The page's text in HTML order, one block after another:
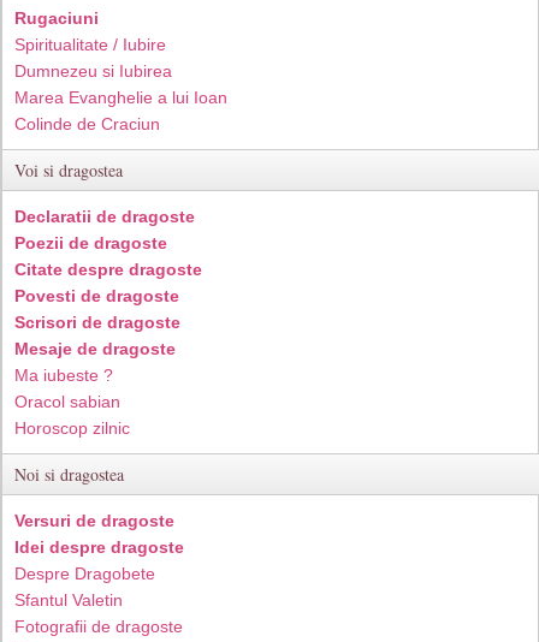
Rugaciuni
Spiritualitate / Iubire
Dumnezeu si Iubirea
Marea Evanghelie a lui Ioan
Colinde de Craciun
Voi si dragostea
Declaratii de dragoste
Poezii de dragoste
Citate despre dragoste
Povesti de dragoste
Scrisori de dragoste
Mesaje de dragoste
Ma iubeste ?
Oracol sabian
Horoscop zilnic
Noi si dragostea
Versuri de dragoste
Idei despre dragoste
Despre Dragobete
Sfantul Valetin
Fotografii de dragoste